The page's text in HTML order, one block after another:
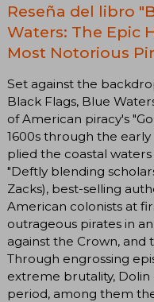
Reseña del libro
Waters: The Epic
Most Notorious
Set against the
Black Flags, Blue
of American piracy's
1600s through the early
plied the coastal
"Deftly blending
Zacks), best-selling
American colonists at
outrageous pirates in
against the Crown,
Through engrossing
extreme brutality,
period, among them